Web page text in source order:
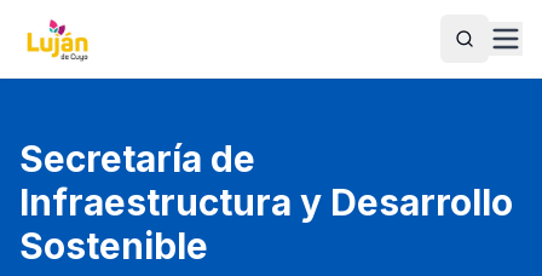
Buscar
Secretaría de
Infraestructura y Desarrollo
Sostenible